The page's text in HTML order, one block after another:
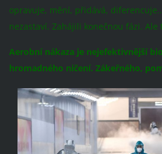
opravuje, mění, přidává,
nezastaví. Zahájili konečnou fázi. Ale
Aerobní nákaza je nejefektivnější
hromadného ničení. Zákeřného,